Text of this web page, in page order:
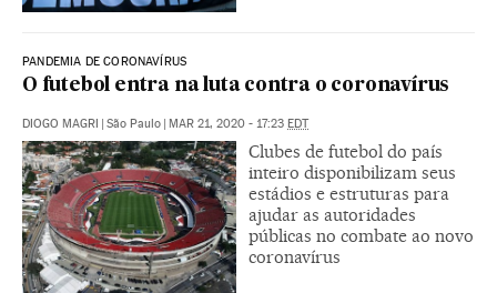
PANDEMIA DE CORONAVÍRUS
O futebol entra na luta contra o coronavírus
DIOGO MAGRI | São Paulo | MAR 21, 2020 - 17:23 EDT
Clubes de futebol do país
inteiro disponibilizam seus
estádios e estruturas para
ajudar as autoridades
públicas no combate ao novo
coronavírus